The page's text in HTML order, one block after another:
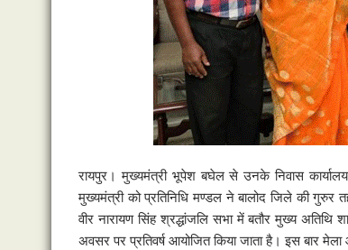
रायपुर। मुख्यमंत्री भूपेश बघेल से उनके निवास
मुख्यमंत्री को प्रतिनिधि मण्डल ने बालोद जिले की गुरुर
वीर नारायण सिंह श्रद्धांजलि सभा में बतौर मुख्य अतिथि
अवसर पर प्रतिवर्ष आयोजित किया जाता है। इस बार